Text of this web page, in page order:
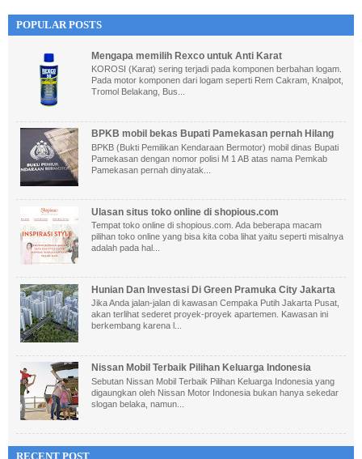
POPULAR POSTS
Mengapa memilih Rexco untuk Anti Karat
KOROSI (Karat) sering terjadi pada komponen berbahan logam.
Pada motor komponen dari logam seperti Rem Cakram, Knalpot,
Tromol Belakang, Bus...
BPKB mobil bekas Bupati Pamekasan pernah Hilang
BPKB (Bukti Pemilikan Kendaraan Bermotor) mobil dinas Bupati
Pamekasan dengan nomor polisi M 1 AB atas nama Pemkab
Pamekasan pernah dinyatak...
Ulasan situs toko online di shopious.com
Tempat toko online di shopious.com. Ada beberapa macam
pilihan toko online yang bisa kita coba lihat yaitu seperti misalnya
adalah pada hal...
Hunian Dan Investasi Di Green Pramuka City Jakarta
Jika Anda jalan-jalan di kawasan Cempaka Putih Jakarta Pusat,
akan terlihat sederet proyek-proyek apartemen. Kawasan ini
berkembang karena l...
Nissan Mobil Terbaik Pilihan Keluarga Indonesia
Sebutan Nissan Mobil Terbaik Pilihan Keluarga Indonesia yang
digaungkan oleh Nissan Motor Indonesia bukan hanya sekedar
slogan belaka, namun...
RECENT POST